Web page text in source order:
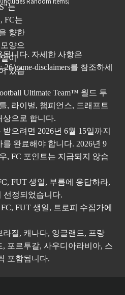
니다. 자세한 사항은
26/game-disclaimers를 참조하세
Ultimate Team™ 월드 투
, 라이벌, 챔피언스, 드래프트
상으로 합니다.
으려면 2026년 6월 15일까지
완료해야 합니다. 2026년 9
, FC 포인트는 지급되지 않습
FUT 생일, 부름에 응답하라,
선정되었습니다.
FUT 생일, 트로피 수집가에
라질, 캐나다, 잉글랜드, 프랑
포르투갈, 사우디아라비아, 스
포함됩니다.